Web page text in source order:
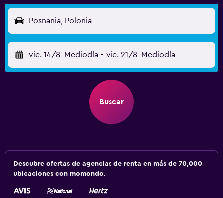
Posnania, Polonia
vie. 14/8 Mediodía - vie. 21/8 Mediodía
Buscar
Descubre ofertas de agencias de renta en más de 70,000
ubicaciones con momondo.